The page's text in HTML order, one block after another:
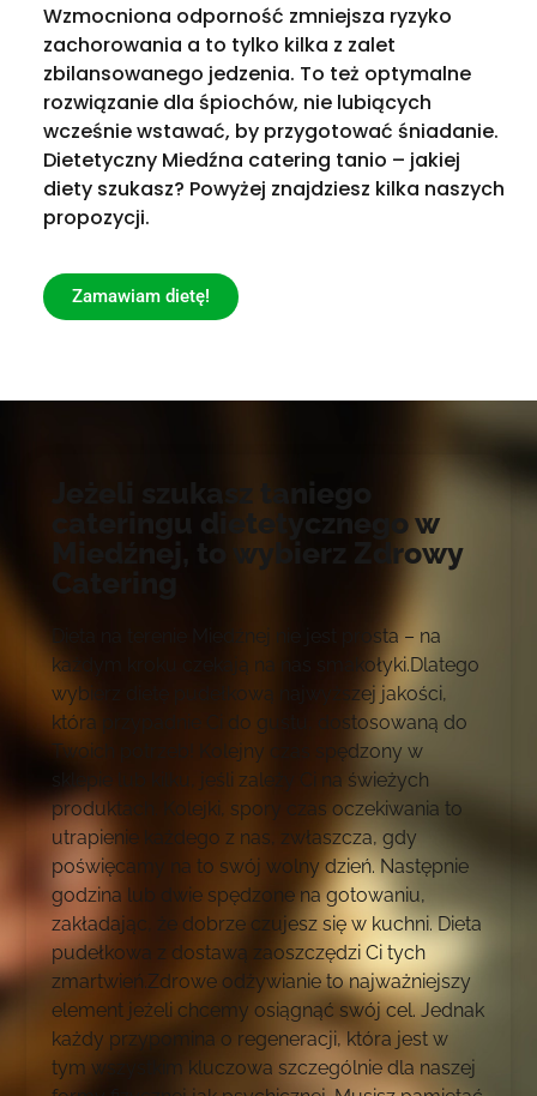
Wzmocniona odporność zmniejsza ryzyko
zachorowania a to tylko kilka z zalet
zbilansowanego jedzenia. To też optymalne
rozwiązanie dla śpiochów, nie lubiących
wcześnie wstawać, by przygotować śniadanie.
Dietetyczny Miedźna catering tanio – jakiej
diety szukasz? Powyżej znajdziesz kilka naszych
propozycji.
Zamawiam dietę!
cateringu dietetycznego w
Miedźnej, to wybierz Zdrowy
Dieta na terenie Miedźnej nie jest prosta – na
każdym kroku czekają na nas smakołyki.Dlatego
wybierz dietę pudełkową najwyższej jakości,
która przypadnie Ci do gustu, dostosowaną do
Twoich potrzeb! Kolejny czas spędzony w
sklepie lub kilku, jeśli zależy Ci na świeżych
produktach. Kolejki, spory czas oczekiwania to
utrapienie każdego z nas, zwłaszcza, gdy
poświęcamy na to swój wolny dzień. Następnie
godzina lub dwie spędzone na gotowaniu,
zakładając, że dobrze czujesz się w kuchni. Dieta
pudełkowa z dostawą zaoszczędzi Ci tych
zmartwień.Zdrowe odżywianie to najważniejszy
element jeżeli chcemy osiągnąć swój cel. Jednak
każdy przypomina o regeneracji, która jest w
tym wszystkim kluczowa szczególnie dla naszej